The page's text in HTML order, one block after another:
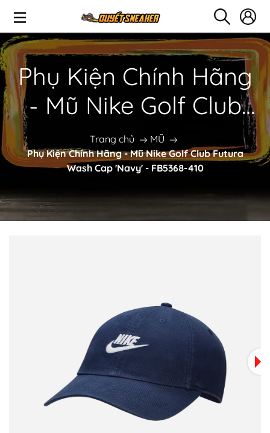
Phụ Kiện Chính Hãng
- Mũ Nike Golf Club
Futura Wash Cap
'Navy' - FB5368-410
Trang chủ
MŨ
Phụ Kiện Chính Hãng - Mũ Nike Golf Club Futura
Wash Cap 'Navy' - FB5368-410